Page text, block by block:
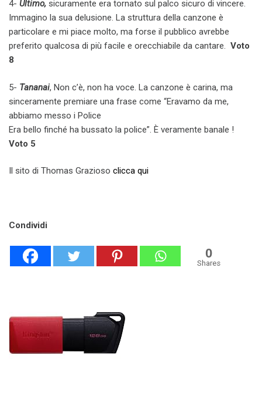
4- Ultimo, sicuramente era tornato sul palco sicuro di vincere.
Immagino la sua delusione. La struttura della canzone è
particolare e mi piace molto, ma forse il pubblico avrebbe
preferito qualcosa di più facile e orecchiabile da cantare. Voto
8
5- Tananai, Non c’è, non ha voce. La canzone è carina, ma
sinceramente premiare una frase come “Eravamo da me,
abbiamo messo i Police
Era bello finché ha bussato la police”. È veramente banale !
Voto 5
Il sito di Thomas Grazioso clicca qui
Condividi
0
Shares